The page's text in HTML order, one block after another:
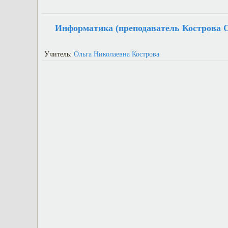
Информатика (преподаватель Кострова
Учитель:Ольга Николаевна Кострова